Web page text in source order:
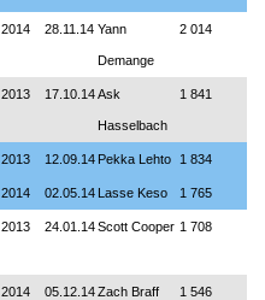
2014 28.11.14 Yann
Demange
2 014
2013 17.10.14Ask
Hasselbach
1 841
2013 12.09.14 Pekka Lehto 1 834
2014 02.05.14 Lasse Keso 1 765
2013 24.01.14Scott Cooper 1 708
2014 05.12.14Zach Braff 1 546